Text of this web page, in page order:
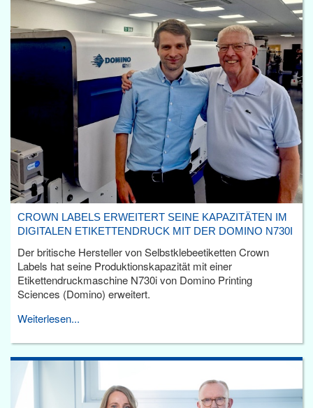
CROWN LABELS ERWEITERT SEINE KAPAZITÄTEN IM
DIGITALEN ETIKETTENDRUCK MIT DER DOMINO N730I
Der britische Hersteller von Selbstklebeetiketten Crown
Labels hat seine Produktionskapazität mit einer
Etikettendruckmaschine N730i von Domino Printing
Sciences (Domino) erweitert.
Weiterlesen...